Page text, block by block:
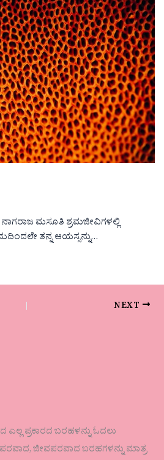
ನಾಗರಾಜ ಮಸೂತಿ ಶ್ರಮಜೀವಿಗಳಲ್ಲಿ
ತನ್ನ ಆಯಸ್ಸನ್ನು…
NEXT
ಪ್ರಕಾರದ ಬರಹಳನ್ನು ಓದಲು
ಜೀವಪರವಾದ ಬರಹಗಳನ್ನು ಮಾತ್ರ